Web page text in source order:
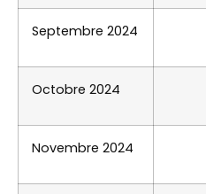
Septembre 2024
Octobre 2024
Novembre 2024